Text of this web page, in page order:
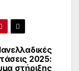
2025:
στήριξης